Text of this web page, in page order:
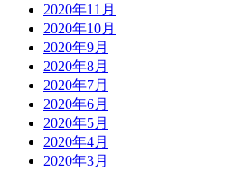
2020年11月
2020年10月
2020年9月
2020年8月
2020年7月
2020年6月
2020年5月
2020年4月
2020年3月